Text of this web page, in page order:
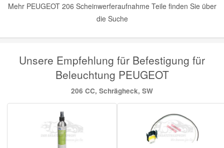
Mehr PEUGEOT 206 Scheinwerferaufnahme Teile finden Sie über
die Suche
Unsere Empfehlung für Befestigung für
Beleuchtung PEUGEOT
206 CC, Schrägheck, SW